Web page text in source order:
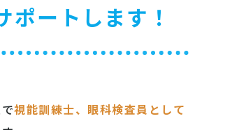
ポートします！
視能訓練士、眼科検査員として